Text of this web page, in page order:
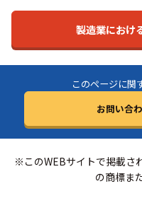
製造業におけ
このページに関
お問い合
※このWEBサイトで掲載さ
の商標ま